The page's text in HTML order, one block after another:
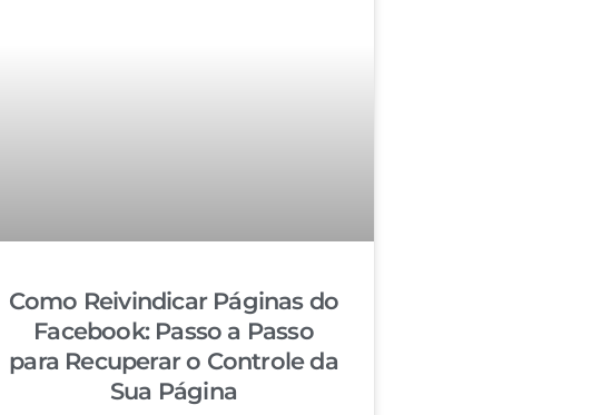
Como Reivindicar Páginas do
Facebook: Passo a Passo
para Recuperar o Controle da
Sua Página